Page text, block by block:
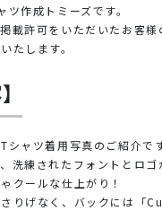
ツ作成トミーズです。
載許可をいただいたお客様
たします。
シャツ着用写真のご紹介です
洗練されたフォントとロゴ
クールな仕上がり！
りげなく、バックには「